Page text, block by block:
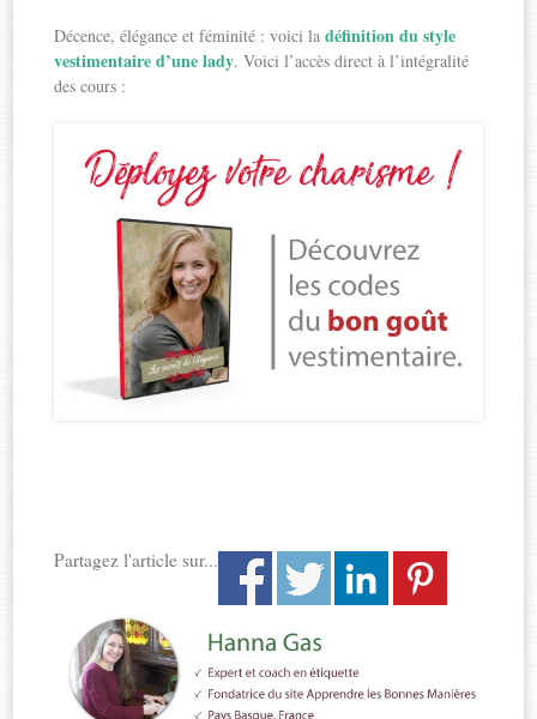
Décence, élégance et féminité : voici ladéfinition du style
vestimentaire d’une lady. Voici l’accès direct à l’intégralité
des cours :
Partagez l'article sur...